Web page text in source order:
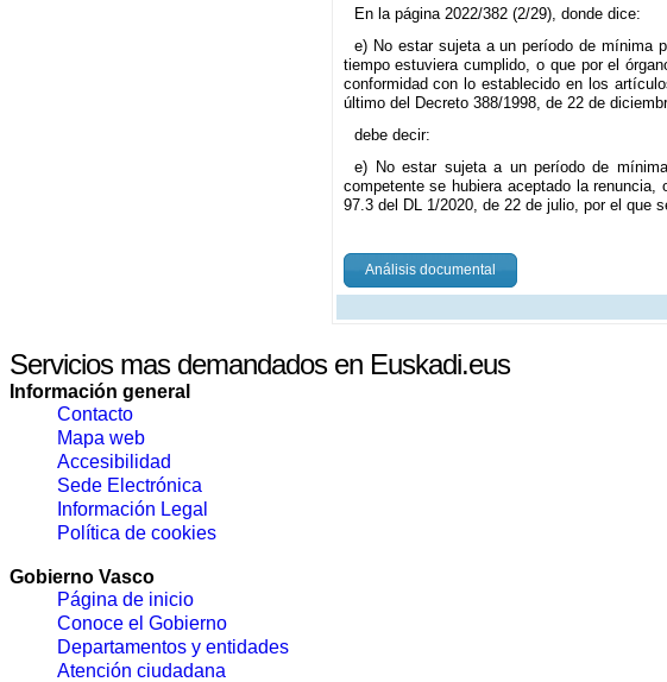
En la página 2022/382 (2/29), donde dice:
e) No estar sujeta a un período de mínima
tiempo estuviera cumplido, o que por el
conformidad con lo establecido en los
último del Decreto 388/1998, de 22 de
debe decir:
e) No estar sujeta a un período de
competente se hubiera aceptado la
97.3 del DL 1/2020, de 22 de julio, por el que
Análisis documental
Servicios mas demandados en Euskadi.eus
Información general
Contacto
Mapa web
Accesibilidad
Sede Electrónica
Información Legal
Política de cookies
Gobierno Vasco
Página de inicio
Conoce el Gobierno
Departamentos y entidades
Atención ciudadana